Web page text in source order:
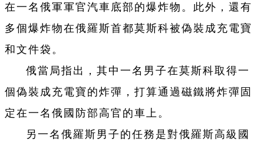
在一名俄軍軍官汽車底部的爆炸物。此外，還有
多個爆炸物在俄羅斯首都莫斯科被偽裝成充電寶
和文件袋。
俄當局指出，其中一名男子在莫斯科取得一
個偽裝成充電寶的炸彈，打算通過磁鐵將炸彈固
定在一名俄國防部高官的車上。
另一名俄羅斯男子的任務是對俄羅斯高級國